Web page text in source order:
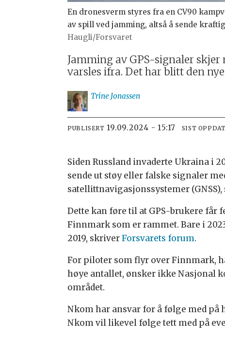
En dronesverm styres fra en CV90
av spill ved jamming, altså å sende
Haugli/Forsvaret
Jamming av GPS-signaler
varsles ifra. Det har blitt den
Trine Jonassen
PUBLISERT 19.09.2024 - 15:17 SIST
Siden Russland invaderte Ukraina i
sende ut støy eller falske signaler
satellittnavigasjonssystemer
Dette kan føre til at GPS-brukere
Finnmark som er rammet. Bare i
2019, skriverForsvarets forum.
For piloter som flyr over Finnmark,
høye antallet, ønsker ikke Nasjonal
området.
Nkom har ansvar for å følge med
Nkom vil likevel følge tett med på